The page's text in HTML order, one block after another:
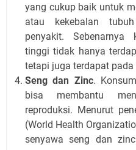
yang cukup baik untuk
atau kekebalan
penyakit. Sebenarnya
tinggi tidak hanya
tetapi juga terdapat
Seng dan Zinc.
bisa membantu
reproduksi. Menurut
(World Health
senyawa seng dan